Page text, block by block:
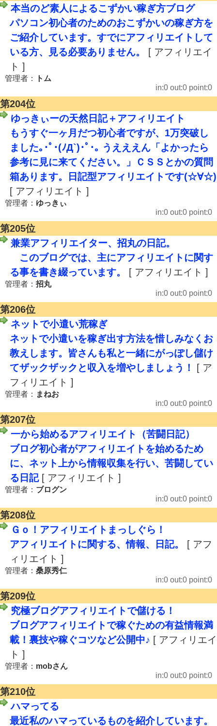
本当のど素人によるこずかい稼ぎ方ブログ
パソコン初心者のためのおこずかいの稼ぎ方を
ご紹介しています。すでにアフィリエイトして
いる方、見る必要ありません。
[ アフィリエイ
ト ]
管理者：
トム
in:0 out:0 point:0
第204位
ゆっきぃーの天然日記＋アフィリエイト
もうすぐ一ヶ月だつ初心者ですが、1万突破し
ました｡･ﾟ･(ﾉД`)･ﾟ･｡ うえええん「よかったら
参考に見に来てください。」ＣＳＳとかの質問
箱あります。日記型アフィリエイトです(☆∀☆)
[ アフィリエイト ]
管理者： ゆっきぃ
in:0 out:0 point:0
第205位
兼業アフィリエイター、招丸の日記。
このブログでは、主にアフィリエイトに関す
る事を書き綴っています。
[ アフィリエイト ]
管理者： 招丸
in:0 out:0 point:0
第206位
ネットで小遣い荒稼ぎ
ネットで小遣いを稼ぎ出す方法を惜しみなくお
教えします。皆さんも私と一緒にがっぽし儲け
てザックザックと収入を増やしましょう！
[ ア
フィリエイト ]
管理者： まねお
in:0 out:0 point:0
第207位
一から始めるアフィリエイト（苦闘日記）
ブログ初心者がアフィリエイトを始めるため
に、ネット上から情報収集を行い、苦闘してい
る日記[ アフィリエイト ]
管理者： ブログン
in:0 out:0 point:0
第208位
Ｇｏ！アフィリエイトまっしぐら！
アフィリエイトに関する、情報、日記。
[ アフ
ィリエイト ]
管理者： 桑原秀仁
in:0 out:0 point:0
第209位
究極ブログアフィリエイトで儲ける！
ブログアフィリエイトで稼ぐための有益情報満
載！裏技や稼ぐコツなど公開中♪ [ アフィリエイ
ト ]
管理者： mobさん
in:0 out:0 point:0
第210位
ハマってる
最近私のハマっているものを紹介しています。